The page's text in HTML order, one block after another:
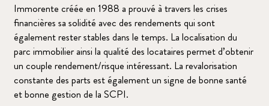
Immorente créée en 1988 a prouvé à travers les crises
financières sa solidité avec des rendements qui sont
également rester stables dans le temps. La localisation du
parc immobilier ainsi la qualité des locataires permet d’obtenir
un couple rendement/risque intéressant. La revalorisation
constante des parts est également un signe de bonne santé
et bonne gestion de la SCPI.